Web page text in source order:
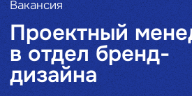
Занятость:
полная
Формат работы:
офис
от
Откликнуться